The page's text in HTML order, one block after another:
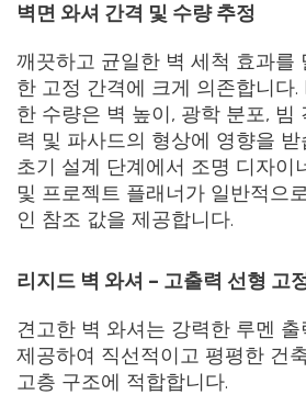
벽면 와셔 간격 및 수량 추정
깨끗하고 균일한 벽 세척 효과를
한 고정 간격에 크게 의존합니다.
한 수량은 벽 높이, 광학 분포, 빔
력 및 파사드의 형상에 영향을
초기 설계 단계에서 조명 디자이
및 프로젝트 플래너가 일반적으
인 참조 값을 제공합니다.
리지드 벽 와셔 – 고출력 선형 고
견고한 벽 와셔는 강력한 루멘
제공하여 직선적이고 평평한 건
고층 구조에 적합합니다.